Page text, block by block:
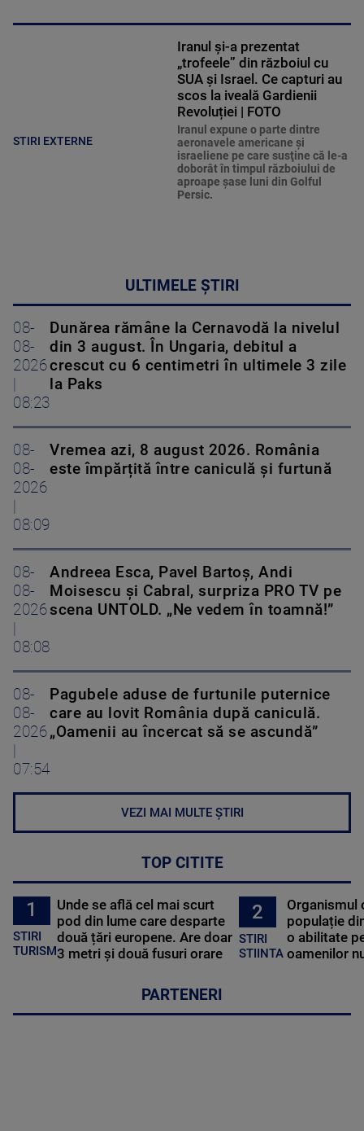
STIRI EXTERNE
Iranul și-a prezentat
„trofeele” din războiul cu
SUA și Israel. Ce capturi au
scos la iveală Gardienii
Revoluției | FOTO
Iranul expune o parte dintre
aeronavele americane şi
israeliene pe care susţine că le-a
doborât în timpul războiului de
aproape şase luni din Golful
Persic.
ULTIMELE ȘTIRI
08-
08-
2026
08:23
Dunărea rămâne la Cernavodă la nivelul
din 3 august. În Ungaria, debitul a
crescut cu 6 centimetri în ultimele 3 zile
la Paks
08-
08-
2026
08:09
Vremea azi, 8 august 2026. România
este împărțită între caniculă și furtună
08-
08-
2026
08:08
Andreea Esca, Pavel Bartoș, Andi
Moisescu și Cabral, surpriza PRO TV pe
scena UNTOLD. „Ne vedem în toamnă!”
08-
08-
2026
07:54
Pagubele aduse de furtunile puternice
care au lovit România după caniculă.
„Oamenii au încercat să se ascundă”
VEZI MAI MULTE ȘTIRI
TOP CITITE
1
STIRI
TURISM
Unde se află cel mai scurt
pod din lume care desparte
două țări europene. Are doar
3 metri și două fusuri orare
2
STIRI
STIINTA
Organismul
populație
o abilitate
oamenilor
PARTENERI